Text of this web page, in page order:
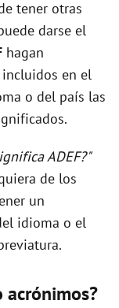
tener otras
darse el
hagan
en el
o del país las
ADEF?"
de los
un
idioma o el
acrónimos?